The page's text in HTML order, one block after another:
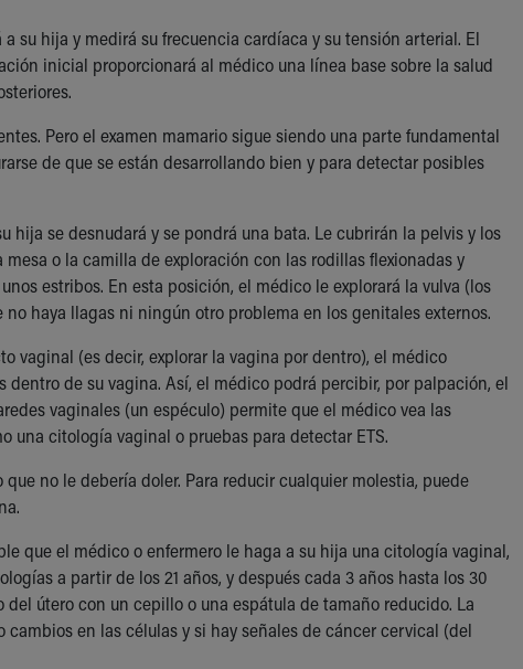
su hija y medirá su frecuencia cardíaca y su tensión arterial. El
inicial proporcionará al médico una línea base sobre la salud
Pero el examen mamario sigue siendo una parte fundamental
de que se están desarrollando bien y para detectar posibles
hija se desnudará y se pondrá una bata. Le cubrirán la pelvis y los
o la camilla de exploración con las rodillas flexionadas y
estribos. En esta posición, el médico le explorará la vulva (los
haya llagas ni ningún otro problema en los genitales externos.
vaginal (es decir, explorar la vagina por dentro), el médico
de su vagina. Así, el médico podrá percibir, por palpación, el
vaginales (un espéculo) permite que el médico vea las
una citología vaginal o pruebas para detectar ETS.
no le debería doler. Para reducir cualquier molestia, puede
que el médico o enfermero le haga a su hija una citología vaginal,
a partir de los 21 años, y después cada 3 años hasta los 30
útero con un cepillo o una espátula de tamaño reducido. La
en las células y si hay señales de cáncer cervical (del